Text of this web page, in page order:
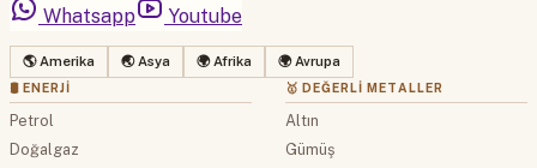
Whatsapp
Youtube
🌎 Amerika 🌏 Asya 🌍 Afrika 🌍 Avrupa
🛢 ENERJI
Petrol
Doğalgaz
🥇 DEĞERLI METALLER
Altın
Gümüş